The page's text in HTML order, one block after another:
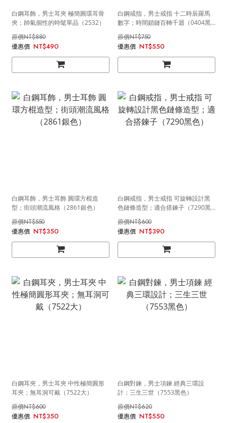
白鋼耳飾，男士耳夾 極簡圓環耳骨
夾；帥氣個性的時髦單品（2532）
NT$880
NT$490
白鋼戒指，男士戒指 十二時辰羅馬
數字；時間鎖鏈百轉千迴（0404黑
NT$750
NT$550
白鋼耳飾，男士耳飾 圓環方棍造
型；街頭潮流風格（2861銀色）
NT$550
NT$350
白鋼戒指，男士戒指 可旋轉設計黑
色鏈條造型；適合搭鍊子（7290黑
NT$600
NT$390
白鋼耳夾，男士耳夾 中性極簡圓形
耳夾；無耳洞可戴（7522大）
NT$600
NT$350
白鋼對鍊，男士項鍊 經典三環設
計；三生三世（7553黑色）
NT$620
NT$550